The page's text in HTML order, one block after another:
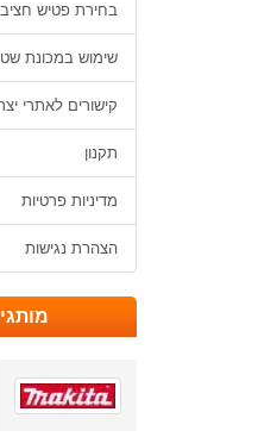
בחירת פטיש
שימוש במכונת
קישורים לאתרי
תקנון
מדיניות פרטיות
הצהרת נגישות